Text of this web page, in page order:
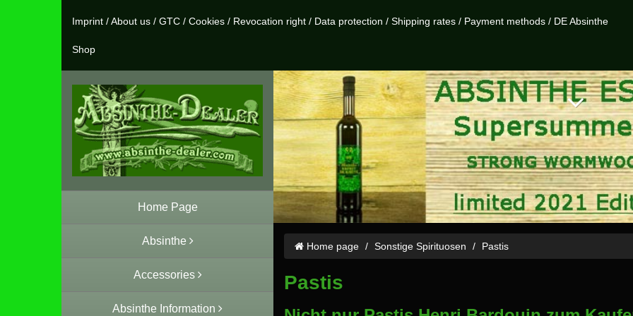
Imprint /About us / GTC / Cookies / Revocation right / Data protection / Shipping rates / Payment methods / DE Absinthe
Shop
Home Page
Absinthe
Accessories
Absinthe Information
Home page Sonstige Spirituosen Pastis
Pastis